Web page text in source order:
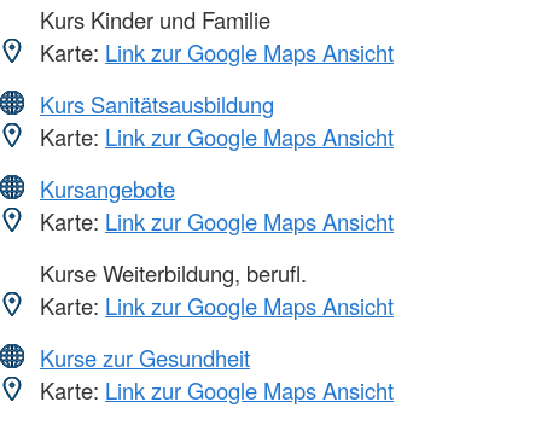
Kurs Kinder und Familie
Karte: Link zur Google Maps Ansicht
Kurs Sanitätsausbildung
Karte: Link zur Google Maps Ansicht
Kursangebote
Karte: Link zur Google Maps Ansicht
Kurse Weiterbildung, berufl.
Karte: Link zur Google Maps Ansicht
Kurse zur Gesundheit
Karte: Link zur Google Maps Ansicht